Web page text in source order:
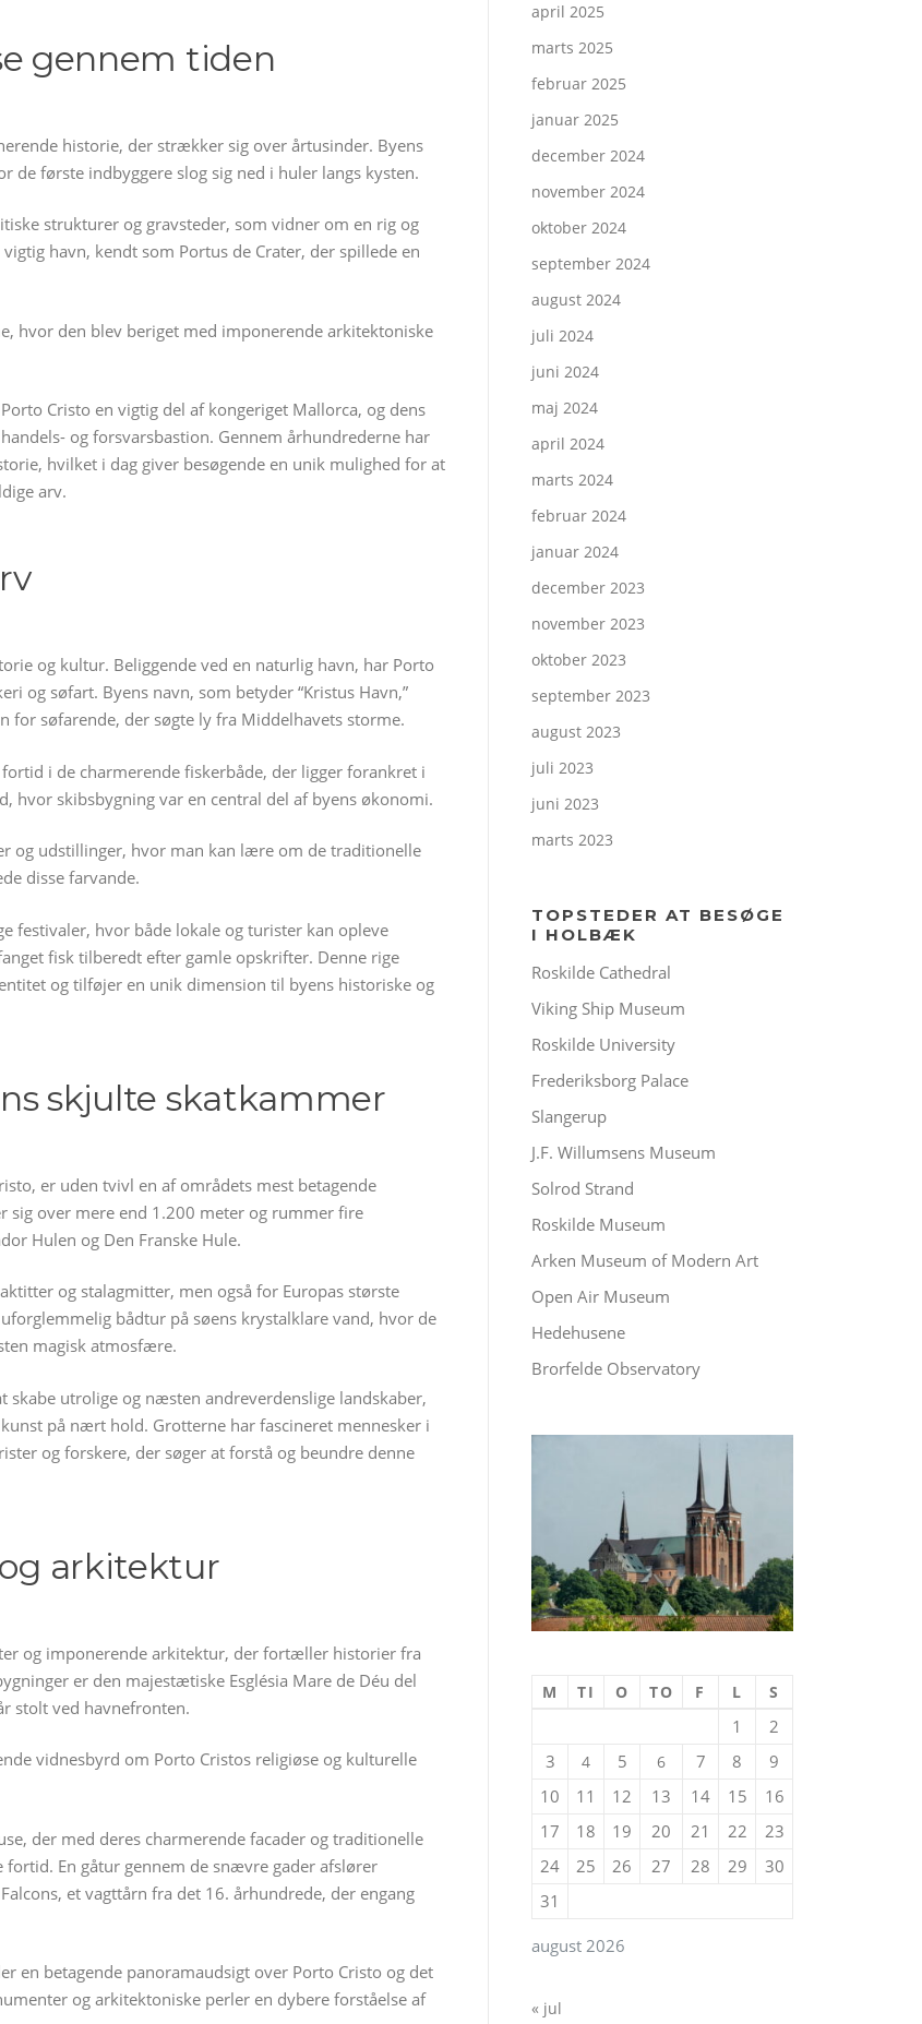
gennem tiden
historie, der strækker sig over årtusinder. Byens
første indbyggere slog sig ned i huler langs kysten.
strukturer og gravsteder, som vidner om en rig og
havn, kendt som Portus de Crater, der spillede en
hvor den blev beriget med imponerende arkitektoniske
Cristo en vigtig del af kongeriget Mallorca, og dens
og forsvarsbastion. Gennem århundrederne har
hvilket i dag giver besøgende en unik mulighed for at
arv.
og kultur. Beliggende ved en naturlig havn, har Porto
og søfart. Byens navn, som betyder “Kristus Havn,”
for søfarende, der søgte ly fra Middelhavets storme.
i de charmerende fiskerbåde, der ligger forankret i
hvor skibsbygning var en central del af byens økonomi.
og udstillinger, hvor man kan lære om de traditionelle
disse farvande.
festivaler, hvor både lokale og turister kan opleve
fisk tilberedt efter gamle opskrifter. Denne rige
og tilføjer en unik dimension til byens historiske og
skjulte skatkammer
er uden tvivl en af områdets mest betagende
over mere end 1.200 meter og rummer fire
Hulen og Den Franske Hule.
og stalagmitter, men også for Europas største
bådtur på søens krystalklare vand, hvor de
magisk atmosfære.
utrolige og næsten andreverdenslige landskaber,
på nært hold. Grotterne har fascineret mennesker i
og forskere, der søger at forstå og beundre denne
arkitektur
og imponerende arkitektur, der fortæller historier fra
er den majestætiske Església Mare de Déu del
stolt ved havnefronten.
vidnesbyrd om Porto Cristos religiøse og kulturelle
der med deres charmerende facader og traditionelle
En gåtur gennem de snævre gader afslører
et vagttårn fra det 16. århundrede, der engang
en betagende panoramaudsigt over Porto Cristo og det
og arkitektoniske perler en dybere forståelse af
april 2025
marts 2025
februar 2025
januar 2025
december 2024
november 2024
oktober 2024
september 2024
august 2024
juli 2024
juni 2024
maj 2024
april 2024
marts 2024
februar 2024
januar 2024
december 2023
november 2023
oktober 2023
september 2023
august 2023
juli 2023
juni 2023
marts 2023
TOPSTEDER AT BESØGE
I HOLBÆK
Roskilde Cathedral
Viking Ship Museum
Roskilde University
Frederiksborg Palace
Slangerup
J.F. Willumsens Museum
Solrod Strand
Roskilde Museum
Arken Museum of Modern Art
Open Air Museum
Hedehusene
Brorfelde Observatory
august 2026
M TI O TO F L S
1
2
3
4 5 6 7 8
9
10
11 12 13 14 15
16
17
18 19 20 21 22
23
24
25 26 27 28 29
30
31
« jul